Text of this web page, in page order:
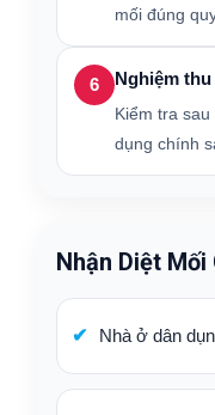
mối đúng
6 Nghiệm
Kiểm tra
dụng chính
Nhận Diệt
Nhà ở dân